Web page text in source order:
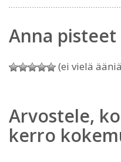
Anna pisteet
(ei vielä
Arvostele,
kerro